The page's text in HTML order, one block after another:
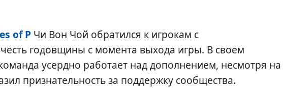
of P Чи Вон Чой обратился к игрокам с
годовщины с момента выхода игры. В своем
усердно работает над дополнением, несмотря на
признательность за поддержку сообщества.